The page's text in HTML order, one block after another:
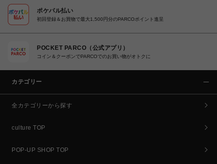
ポケパル払い
初回登録＆お買物で最大1,500円分のPARCOポイント進呈
POCKET PARCO（公式アプリ）
コイン＆クーポンでPARCOでのお買い物がオトクに
カテゴリー
全カテゴリーから探す
culture TOP
POP-UP SHOP TOP